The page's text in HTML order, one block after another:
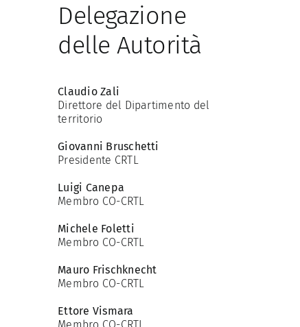
Delegazione
delle Autorità
Claudio Zali
Direttore del Dipartimento del
territorio
Giovanni Bruschetti
Presidente CRTL
Luigi Canepa
Membro CO-CRTL
Michele Foletti
Membro CO-CRTL
Mauro Frischknecht
Membro CO-CRTL
Ettore Vismara